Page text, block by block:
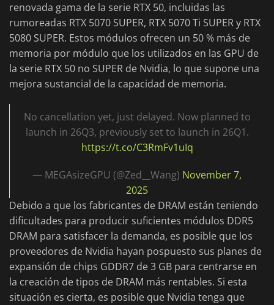
renovada gama de la serie RTX 50, incluidas las
rumoreadas RTX 5070 SUPER, RTX 5070 Ti SUPER y RTX
5080 SUPER. Estos módulos ofrecen un 50 % más de
memoria por módulo que los utilizados en las GPU de
la serie RTX 50 no SUPER de Nvidia, lo que supone una
mejora sustancial de la capacidad de memoria.
No cancellation yet, just delayed. Now planned to
launch in 26Q3, previously set to launch in 26Q1.
https://t.co/C3RmFv1uIq
— MEGAsizeGPU (@Zed__Wang) November 7,
2025
Debido a que los fabricantes de DRAM están teniendo
dificultades para producir suficientes módulos DDR5
DRAM para satisfacer la demanda, es posible que los
proveedores de Nvidia hayan pospuesto sus planes de
expansión de chips GDDR7 de 3 GB para centrarse en
la creación de tipos de DRAM más rentables. Si esta
situación es cierta, es posible que Nvidia tenga que